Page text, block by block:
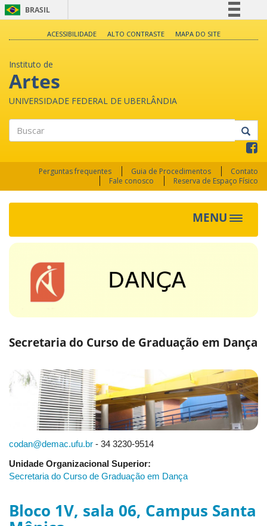
BRASIL
Legislação
Canais
ACESSIBILIDADE ALTO CONTRASTE MAPA DO SITE
Instituto de
Artes
UNIVERSIDADE FEDERAL DE UBERLÂNDIA
Perguntas frequentes Guia de Procedimentos
Contato
Fale conosco
Reserva de Espaço Físico
MENU
Toggle
Secretaria do Curso de Graduação em Dança
codan@demac.ufu.br - 34 3230-9514
Unidade Organizacional Superior:
Secretaria do Curso de Graduação em Dança
Bloco 1V, sala 06, Campus Santa